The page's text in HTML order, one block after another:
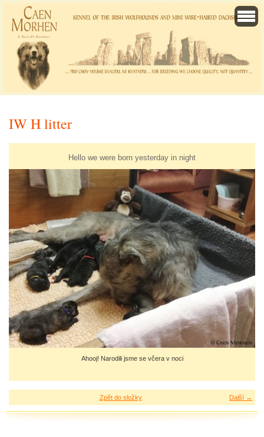
IW H litter
Hello we were born yesterday in night
Ahooj! Narodili jsme se včera v noci
Další →
Zpět do složky